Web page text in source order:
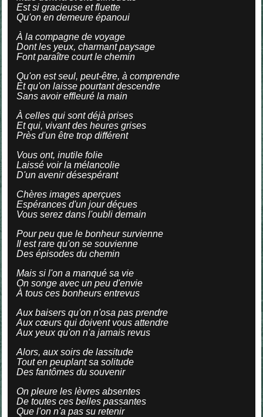
Est si gracieuse et fluette
Qu'on en demeure épanoui
À la compagne de voyage
Dont les yeux, charmant paysage
Font paraître court le chemin
Qu'on est seul, peut-être, à comprendre
Et qu'on laisse pourtant descendre
Sans avoir effleuré la main
À celles qui sont déjà prises
Et qui, vivant des heures grises
Près d'un être trop différent
Vous ont, inutile folie
Laissé voir la mélancolie
D'un avenir désespérant
Chères images aperçues
Espérances d'un jour déçues
Vous serez dans l'oubli demain
Pour peu que le bonheur survienne
Il est rare qu'on se souvienne
Des épisodes du chemin
Mais si l'on a manqué sa vie
On songe avec un peu d'envie
À tous ces bonheurs entrevus
Aux baisers qu'on n'osa pas prendre
Aux cœurs qui doivent vous attendre
Aux yeux qu'on n'a jamais revus
Alors, aux soirs de lassitude
Tout en peuplant sa solitude
Des fantômes du souvenir
On pleure les lèvres absentes
De toutes ces belles passantes
Que l'on n'a pas su retenir